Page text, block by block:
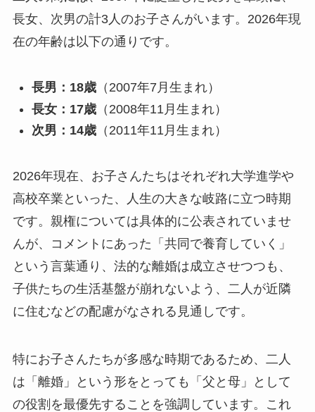
長女、次男の計3人のお子さんがいます。2026年現
在の年齢は以下の通りです。
長男：18歳（2007年7月生まれ）
長女：17歳（2008年11月生まれ）
次男：14歳（2011年11月生まれ）
2026年現在、お子さんたちはそれぞれ大学進学や
高校卒業といった、人生の大きな岐路に立つ時期
です。親権については具体的に公表されていませ
んが、コメントにあった「共同で養育していく」
という言葉通り、法的な離婚は成立させつつも、
子供たちの生活基盤が崩れないよう、二人が近隣
に住むなどの配慮がなされる見通しです。
特にお子さんたちが多感な時期であるため、二人
は「離婚」という形をとっても「父と母」として
の役割を最優先することを強調しています。これ